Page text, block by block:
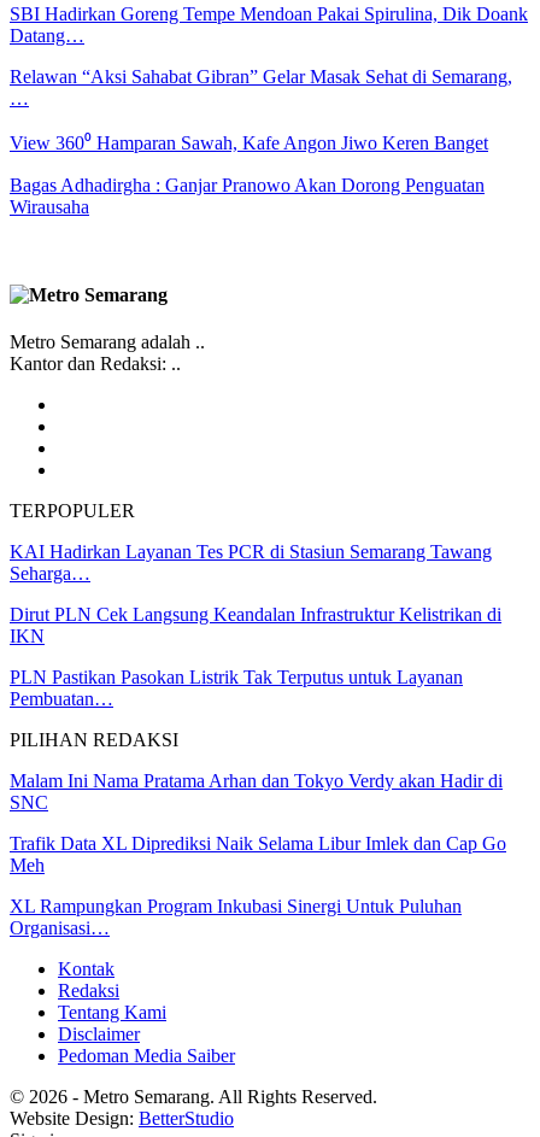
SBI Hadirkan Goreng Tempe Mendoan Pakai Spirulina, Dik Doank
Datang…
Relawan “Aksi Sahabat Gibran” Gelar Masak Sehat di Semarang,
…
View 360⁰ Hamparan Sawah, Kafe Angon Jiwo Keren Banget
Bagas Adhadirgha : Ganjar Pranowo Akan Dorong Penguatan
Wirausaha
Metro Semarang adalah ..
Kantor dan Redaksi: ..
TERPOPULER
KAI Hadirkan Layanan Tes PCR di Stasiun Semarang Tawang
Seharga…
Dirut PLN Cek Langsung Keandalan Infrastruktur Kelistrikan di
IKN
PLN Pastikan Pasokan Listrik Tak Terputus untuk Layanan
Pembuatan…
PILIHAN REDAKSI
Malam Ini Nama Pratama Arhan dan Tokyo Verdy akan Hadir di
SNC
Trafik Data XL Diprediksi Naik Selama Libur Imlek dan Cap Go
Meh
XL Rampungkan Program Inkubasi Sinergi Untuk Puluhan
Organisasi…
Kontak
Redaksi
Tentang Kami
Disclaimer
Pedoman Media Saiber
© 2026 - Metro Semarang. All Rights Reserved.
Website Design: BetterStudio